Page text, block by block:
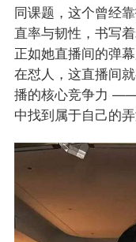
同课题，这个曾经
直率与韧性，书写
正如她直播间的弹
在怼人，这直播间
播的核心竞争力
中找到属于自己的弄